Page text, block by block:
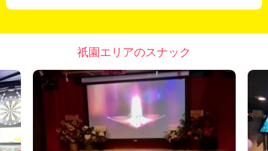
祇園エリアのスナック